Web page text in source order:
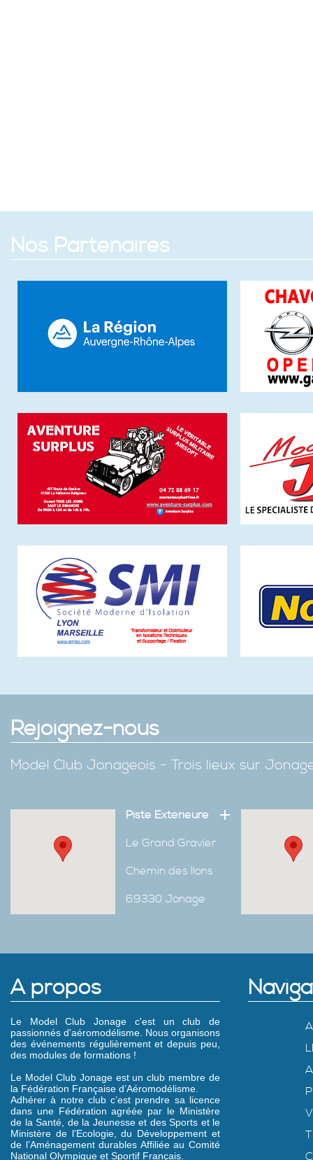
Nos Partenaires
Rejoignez-nous
Model Club Jonageois - Trois lieux sur
Piste Extérieure
Le Grand Gravier
Chemin des Ilons
69330 Jonage
A propos
Le Model Club Jonage c'est un club de
passionnés d'aéromodélisme. Nous organisons
des événements régulièrement et depuis peu,
des modules de formations !
Le Model Club Jonage est un club membre de
la Fédération Française d’Aéromodélisme.
Adhérer à notre club c’est prendre sa licence
dans une Fédération agréée par le Ministère
de la Santé, de la Jeunesse et des Sports et le
Ministère de l’Ecologie, du Développement et
de l’Aménagement durables Affiliée au Comité
National Olympique et Sportif Français.